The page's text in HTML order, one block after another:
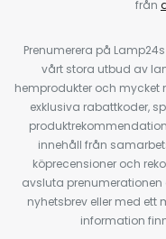
från
Prenumerera på
vårt stora utbud av
hemprodukter och mycket
exklusiva rabattkoder,
innehåll från
köprecensioner och
avsluta
nyhetsbrev eller med ett
information